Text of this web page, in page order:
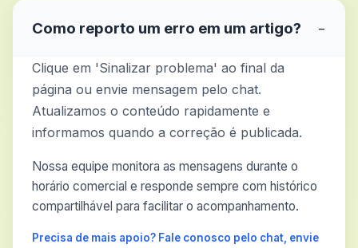
Como reporto um erro em um artigo? −
Clique em 'Sinalizar problema' ao final da
página ou envie mensagem pelo chat.
Atualizamos o conteúdo rapidamente e
informamos quando a correção é publicada.
Nossa equipe monitora as mensagens durante o
horário comercial e responde sempre com histórico
compartilhável para facilitar o acompanhamento.
Precisa de mais apoio? Fale conosco pelo chat, envie